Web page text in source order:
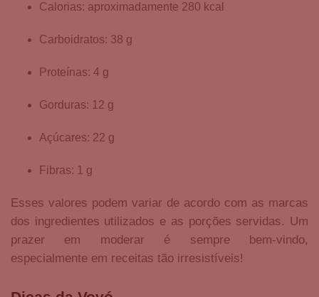
Calorias: aproximadamente 280 kcal
Carboidratos: 38 g
Proteínas: 4 g
Gorduras: 12 g
Açúcares: 22 g
Fibras: 1 g
Esses valores podem variar de acordo com as marcas
dos ingredientes utilizados e as porções servidas. Um
prazer em moderar é sempre bem-vindo,
especialmente em receitas tão irresistíveis!